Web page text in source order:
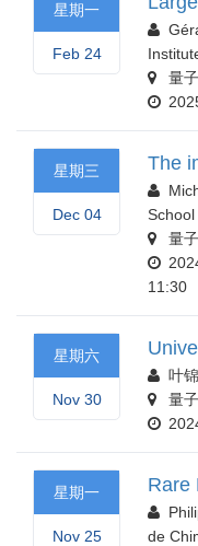
星期一
Feb 24
量
星期三
Dec 04
量
11:30
星期六
Nov 30
叶
量
星期一
Nov 25
de